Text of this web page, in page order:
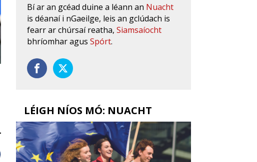
Bí ar an gcéad duine a léann an Nuacht
is déanaí i nGaeilge, leis an gclúdach is
fearr ar chúrsaí reatha,Siamsaíocht
bhríomhar agusSpórt.
LÉIGH NÍOS MÓ: NUACHT